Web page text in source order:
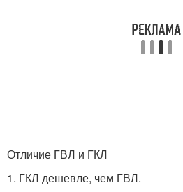
Отличие ГВЛ и ГКЛ
1. ГКЛ дешевле, чем ГВЛ.